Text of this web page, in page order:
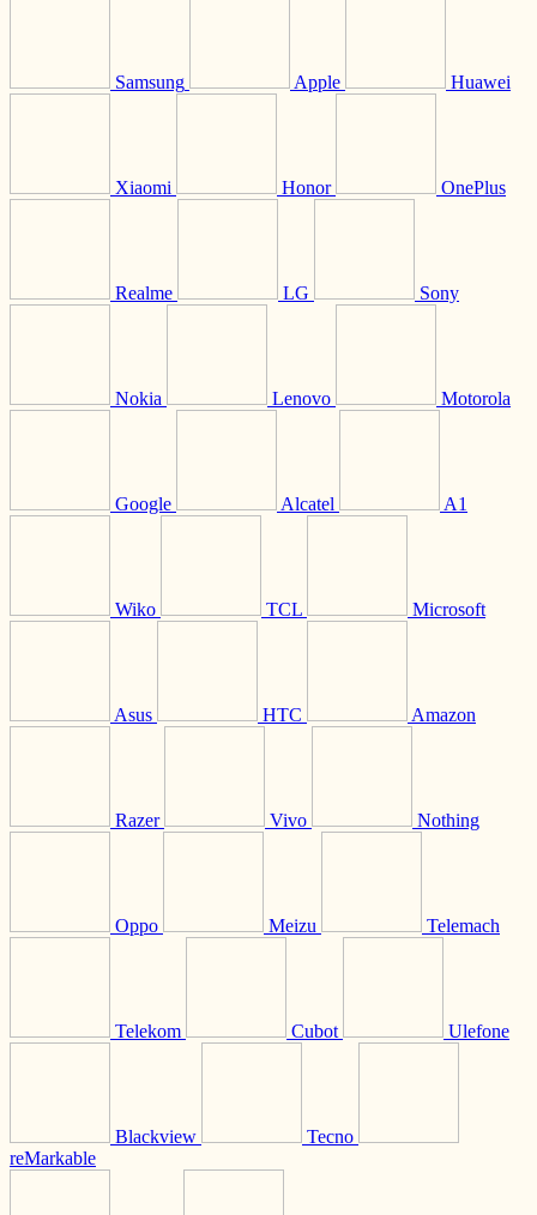
Samsung Apple Huawei
Xiaomi Honor OnePlus
Realme LG Sony
Nokia Lenovo Motorola
Google Alcatel A1
Wiko TCL Microsoft
Asus HTC Amazon
Razer Vivo Nothing
Oppo Meizu Telemach
Telekom Cubot Ulefone
Blackview
Tecno
reMarkable